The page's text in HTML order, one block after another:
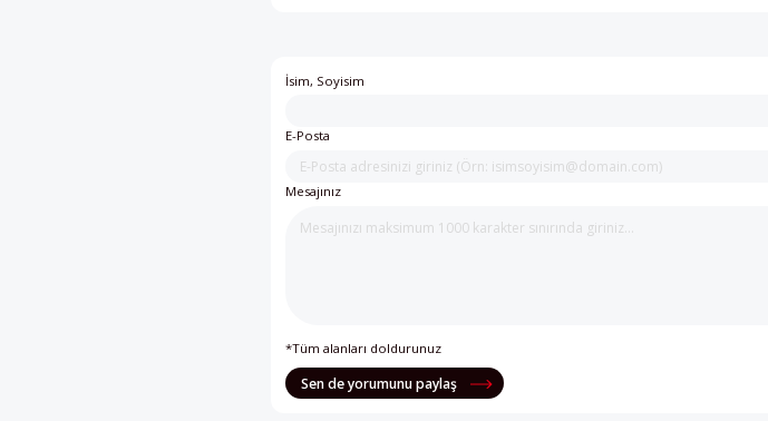
İsim, Soyisim
E-Posta
Mesajınız
*Tüm alanları doldurunuz
Sen de yorumunu paylaş